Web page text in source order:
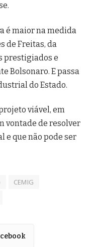
é maior na medida
de Freitas, da
prestigiados e
Bolsonaro. E passa
do Estado.
viável, em
vontade de resolver
e que não pode ser
CEMIG